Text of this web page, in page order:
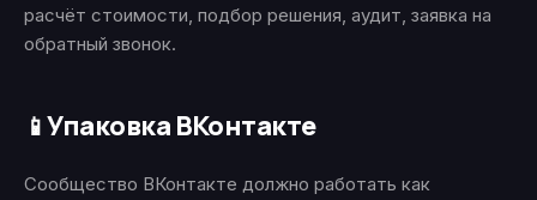
расчёт стоимости, подбор решения, аудит, заявка на
обратный звонок.
📱Упаковка ВКонтакте
Сообщество ВКонтакте должно работать как